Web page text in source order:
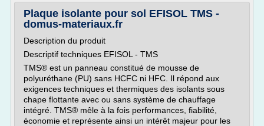
Plaque isolante pour sol EFISOL TMS -
domus-materiaux.fr
Description du produit
Descriptif techniques EFISOL - TMS
TMS® est un panneau constitué de mousse de
polyuréthane (PU) sans HCFC ni HFC. Il répond aux
exigences techniques et thermiques des isolants sous
chape flottante avec ou sans système de chauffage
intégré. TMS® mêle à la fois performances, fiabilité,
économie et représente ainsi un intérêt majeur pour les